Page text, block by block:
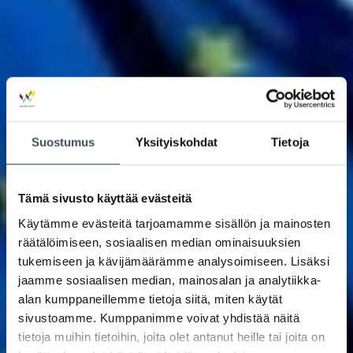
Suostumus Yksityiskohdat Tietoja
Tämä sivusto käyttää evästeitä
Käytämme evästeitä tarjoamamme sisällön ja mainosten
räätälöimiseen, sosiaalisen median ominaisuuksien
tukemiseen ja kävijämäärämme analysoimiseen. Lisäksi
jaamme sosiaalisen median, mainosalan ja analytiikka-
alan kumppaneillemme tietoja siitä, miten käytät
sivustoamme. Kumppanimme voivat yhdistää näitä
tietoja muihin tietoihin, joita olet antanut heille tai joita on